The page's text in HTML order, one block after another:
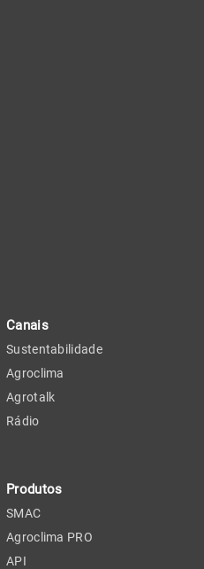
Canais
Sustentabilidade
Agroclima
Agrotalk
Rádio
Produtos
SMAC
Agroclima PRO
API